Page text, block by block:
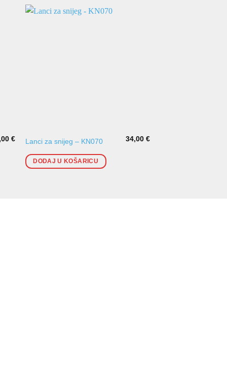
€ Lanci za snijeg – KN070 34,00€
DODAJ U KOŠARICU